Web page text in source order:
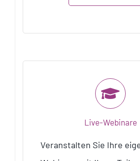
Live-Webinare
Veranstalten Sie Ihre